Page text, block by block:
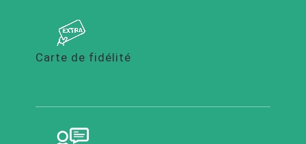
Carte de fidélité